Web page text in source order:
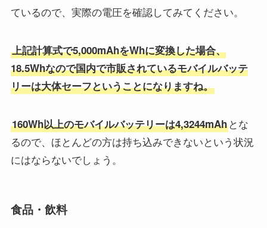
ているので、実際の電圧を確認してみてください。
上記計算式で5,000mAhをWhに変換した場合、
18.5Whなので国内で市販されているモバイルバッテ
リーは大体セーフということになりますね。
160Wh以上のモバイルバッテリーは4,3244mAhとな
るので、ほとんどの方は持ち込みできないという状況
にはならないでしょう。
食品・飲料